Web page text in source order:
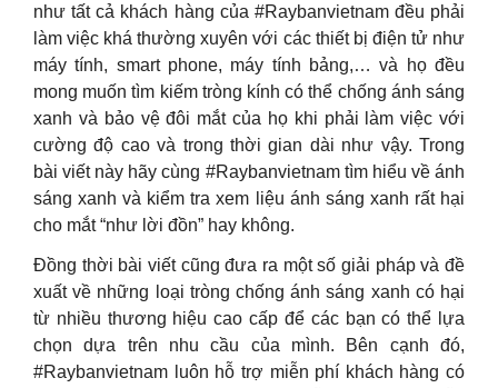
như tất cả khách hàng của #Raybanvietnam đều phải
làm việc khá thường xuyên với các thiết bị điện tử như
máy tính, smart phone, máy tính bảng,… và họ đều
mong muốn tìm kiếm tròng kính có thể chống ánh sáng
xanh và bảo vệ đôi mắt của họ khi phải làm việc với
cường độ cao và trong thời gian dài như vậy. Trong
bài viết này hãy cùng #Raybanvietnam tìm hiểu về ánh
sáng xanh và kiểm tra xem liệu ánh sáng xanh rất hại
cho mắt “như lời đồn” hay không.
Đồng thời bài viết cũng đưa ra một số giải pháp và đề
xuất về những loại tròng chống ánh sáng xanh có hại
từ nhiều thương hiệu cao cấp để các bạn có thể lựa
chọn dựa trên nhu cầu của mình. Bên cạnh đó,
#Raybanvietnam luôn hỗ trợ miễn phí khách hàng có